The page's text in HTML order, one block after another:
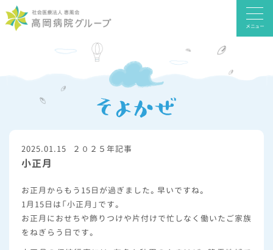
メニュー
2025.01.15 ２０２５年記事
小正月
お正月からもう15日が過ぎました。早いですね。
1月15日は「小正月」です。
お正月におせちや飾りつけや片付けで忙しなく働いたご家族
をねぎらう日です。